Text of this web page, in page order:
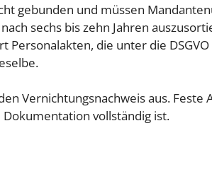
gebunden und müssen
sechs bis zehn Jahren
die unter die
Vernichtungsnachweis aus.
vollständig ist.